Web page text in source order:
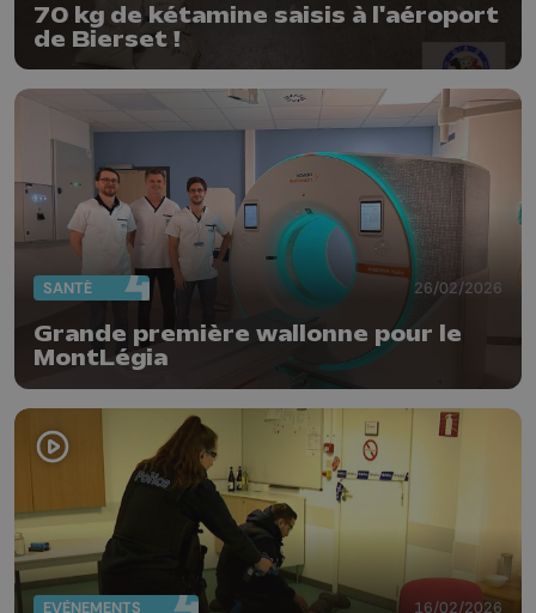
70 kg de kétamine saisis à l'aéroport
de Bierset !
SANTÉ 26/02/2026
Grande première wallonne pour le
MontLégia
EVÈNEMENTS 16/02/2026